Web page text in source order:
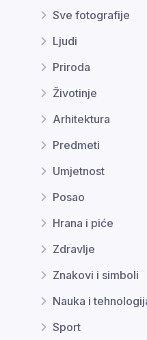
Sve fotografije
Ljudi
Priroda
Životinje
Arhitektura
Predmeti
Umjetnost
Posao
Hrana i piće
Zdravlje
Znakovi i simboli
Nauka i
Sport